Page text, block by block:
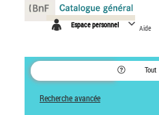
Espace personnel Aide
Tout
Recherche avancée
Panneau de gestion des cookies